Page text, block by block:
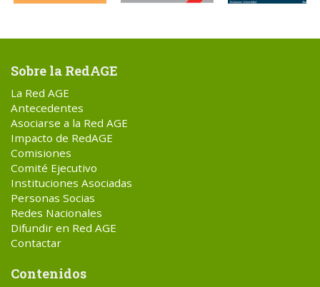
Sobre la RedAGE
La Red AGE
Antecedentes
Asociarse a la Red AGE
Impacto de RedAGE
Comisiones
Comité Ejecutivo
Instituciones Asociadas
Personas Socias
Redes Nacionales
Difundir en Red AGE
Contactar
Contenidos